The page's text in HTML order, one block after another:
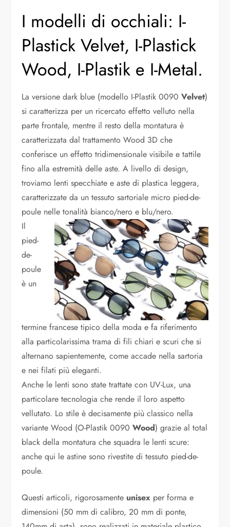
I modelli di occhiali: I-
Plastick Velvet, I-Plastick
Wood, I-Plastik e I-Metal.
La versione dark blue (modello I-Plastik 0090Velvet)
si caratterizza per un ricercato effetto velluto nella
parte frontale, mentre il resto della montatura è
caratterizzata dal trattamento Wood 3D che
conferisce un effetto tridimensionale visibile e tattile
fino alla estremità delle aste. A livello di design,
troviamo lenti specchiate e aste di plastica leggera,
caratterizzate da un tessuto sartoriale micro pied-de-
poule nelle tonalità bianco/nero e blu/nero.
Il
pied-
de-
poule
è un
termine francese tipico della moda e fa riferimento
alla particolarissima trama di fili chiari e scuri che si
alternano sapientemente, come accade nella sartoria
e nei filati più eleganti.
Anche le lenti sono state trattate con UV-Lux, una
particolare tecnologia che rende il loro aspetto
vellutato. Lo stile è decisamente più classico nella
variante Wood (O-Plastik 0090Wood) grazie al total
black della montatura che squadra le lenti scure:
anche qui le astine sono rivestite di tessuto pied-de-
poule.
Questi articoli, rigorosamente unisex per forma e
dimensioni (50 mm di calibro, 20 mm di ponte,